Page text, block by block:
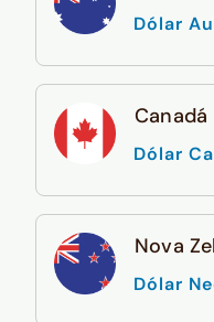
Dólar
Canadá
Dólar
Nova
Dólar